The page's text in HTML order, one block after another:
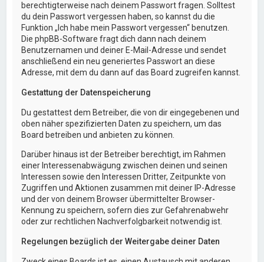
berechtigterweise nach deinem Passwort fragen. Solltest
du dein Passwort vergessen haben, so kannst du die
Funktion „Ich habe mein Passwort vergessen“ benutzen.
Die phpBB-Software fragt dich dann nach deinem
Benutzernamen und deiner E-Mail-Adresse und sendet
anschließend ein neu generiertes Passwort an diese
Adresse, mit dem du dann auf das Board zugreifen kannst.
Gestattung der Datenspeicherung
Du gestattest dem Betreiber, die von dir eingegebenen und
oben näher spezifizierten Daten zu speichern, um das
Board betreiben und anbieten zu können.
Darüber hinaus ist der Betreiber berechtigt, im Rahmen
einer Interessenabwägung zwischen deinen und seinen
Interessen sowie den Interessen Dritter, Zeitpunkte von
Zugriffen und Aktionen zusammen mit deiner IP-Adresse
und der von deinem Browser übermittelter Browser-
Kennung zu speichern, sofern dies zur Gefahrenabwehr
oder zur rechtlichen Nachverfolgbarkeit notwendig ist.
Regelungen bezüglich der Weitergabe deiner Daten